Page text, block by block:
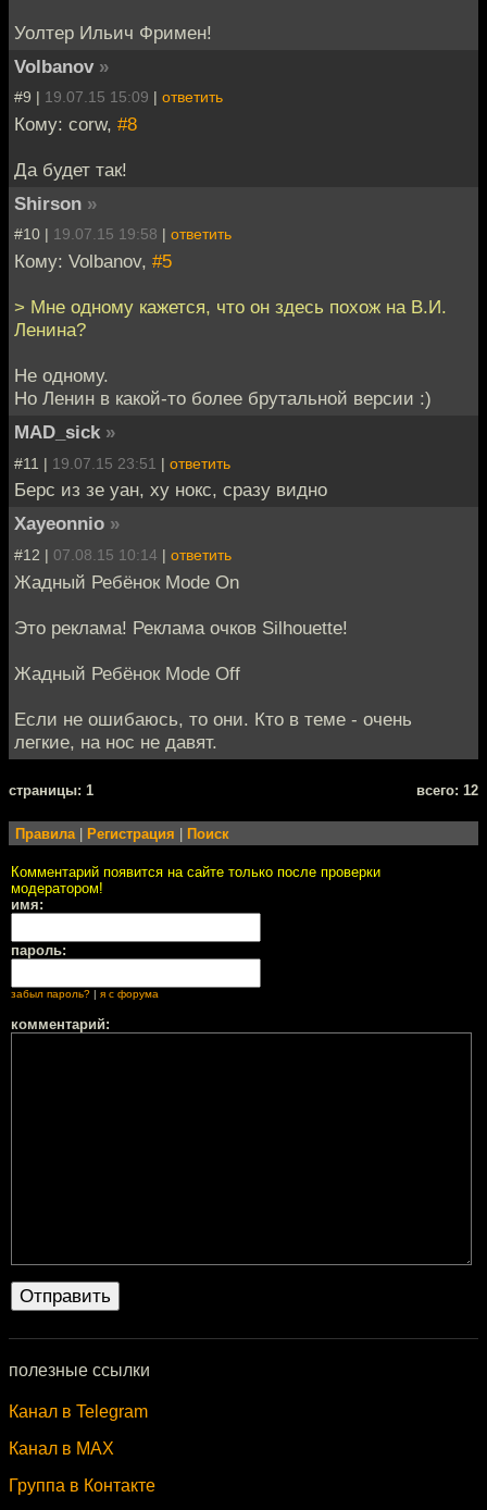
Уолтер Ильич Фримен!
Volbanov »
#9 | 19.07.15 15:09 | ответить
Кому: corw, #8
Да будет так!
Shirson »
#10 | 19.07.15 19:58 | ответить
Кому: Volbanov, #5
> Мне одному кажется, что он здесь похож на В.И.
Ленина?
Не одному.
Но Ленин в какой-то более брутальной версии :)
MAD_sick »
#11 | 19.07.15 23:51 | ответить
Берс из зе уан, ху нокс, сразу видно
Xayeonnio »
#12 | 07.08.15 10:14 | ответить
Жадный Ребёнок Mode On
Это реклама! Реклама очков Silhouette!
Жадный Ребёнок Mode Off
Если не ошибаюсь, то они. Кто в теме - очень
легкие, на нос не давят.
cтраницы: 1 всего: 12
Правила | Регистрация | Поиск
Комментарий появится на сайте только после проверки
модератором!
имя:
пароль:
забыл пароль? | я с форума
комментарий:
полезные ссылки
Канал в Telegram
Канал в MAX
Группа в Контакте